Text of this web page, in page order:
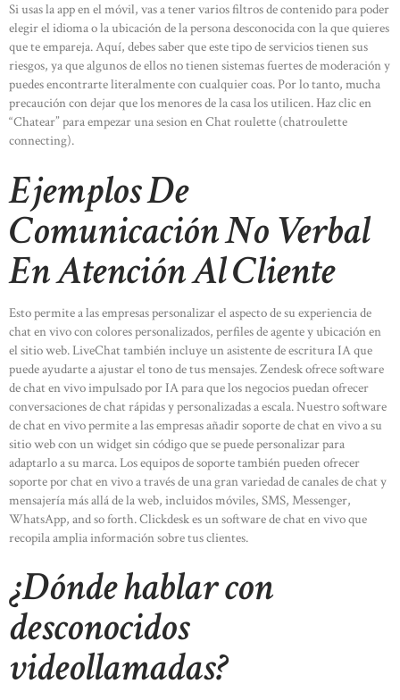
Si usas la app en el móvil, vas a tener varios filtros de contenido para poder
elegir el idioma o la ubicación de la persona desconocida con la que quieres
que te empareja. Aquí, debes saber que este tipo de servicios tienen sus
riesgos, ya que algunos de ellos no tienen sistemas fuertes de moderación y
puedes encontrarte literalmente con cualquier coas. Por lo tanto, mucha
precaución con dejar que los menores de la casa los utilicen. Haz clic en
“Chatear” para empezar una sesion en Chat roulette (chatroulette
connecting).
Ejemplos De
Comunicación No Verbal
En Atención Al Cliente
Esto permite a las empresas personalizar el aspecto de su experiencia de
chat en vivo con colores personalizados, perfiles de agente y ubicación en
el sitio web. LiveChat también incluye un asistente de escritura IA que
puede ayudarte a ajustar el tono de tus mensajes. Zendesk ofrece software
de chat en vivo impulsado por IA para que los negocios puedan ofrecer
conversaciones de chat rápidas y personalizadas a escala. Nuestro software
de chat en vivo permite a las empresas añadir soporte de chat en vivo a su
sitio web con un widget sin código que se puede personalizar para
adaptarlo a su marca. Los equipos de soporte también pueden ofrecer
soporte por chat en vivo a través de una gran variedad de canales de chat y
mensajería más allá de la web, incluidos móviles, SMS, Messenger,
WhatsApp, and so forth. Clickdesk es un software de chat en vivo que
recopila amplia información sobre tus clientes.
¿Dónde hablar con
desconocidos
videollamadas?